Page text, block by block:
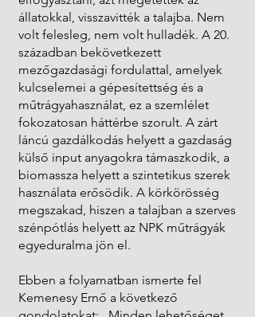
állatokkal, visszavitték a talajba. Nem
volt felesleg, nem volt hulladék. A 20.
században bekövetkezett
mezőgazdasági fordulattal, amelyek
kulcselemei a gépesítettség és a
műtrágyahasználat, ez a szemlélet
fokozatosan háttérbe szorult. A zárt
láncú gazdálkodás helyett a gazdaság
külső input anyagokra támaszkodik, a
biomassza helyett a szintetikus szerek
használata erősödik. A körkörösség
megszakad, hiszen a talajban a szerves
szénpótlás helyett az NPK műtrágyák
egyeduralma jön el.
Ebben a folyamatban ismerte fel
Kemenesy Ernő a következő